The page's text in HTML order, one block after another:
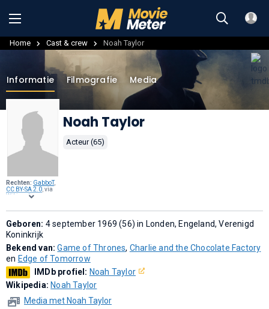
Home Cast & crew Noah Taylor
Rechten: GabboT,
CC BY-SA 2.0, via
Wikimedia
Informatie Filmografie Media
Noah Taylor
Acteur (65)
Geboren: 4 september 1969 (56) in Londen, Engeland, Verenigd
Koninkrijk
Bekend van:Game of Thrones, Charlie and the Chocolate Factory
en Edge of Tomorrow
IMDb profiel: Noah Taylor
Wikipedia: Noah Taylor
Media met Noah Taylor